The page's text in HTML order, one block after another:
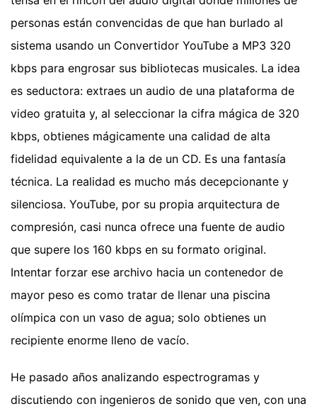
personas están convencidas de que han burlado al
sistema usando un Convertidor YouTube a MP3 320
kbps para engrosar sus bibliotecas musicales. La idea
es seductora: extraes un audio de una plataforma de
video gratuita y, al seleccionar la cifra mágica de 320
kbps, obtienes mágicamente una calidad de alta
fidelidad equivalente a la de un CD. Es una fantasía
técnica. La realidad es mucho más decepcionante y
silenciosa. YouTube, por su propia arquitectura de
compresión, casi nunca ofrece una fuente de audio
que supere los 160 kbps en su formato original.
Intentar forzar ese archivo hacia un contenedor de
mayor peso es como tratar de llenar una piscina
olímpica con un vaso de agua; solo obtienes un
recipiente enorme lleno de vacío.
He pasado años analizando espectrogramas y
discutiendo con ingenieros de sonido que ven, con una